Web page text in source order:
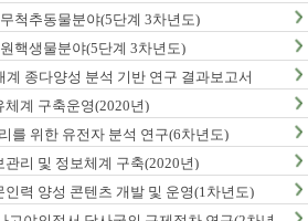
척추동물분야(5단계 3차년도)
핵생물분야(5단계 3차년도)
종다양성 분석 기반 연구 결과보고서
계 구축운영(2020년)
를 위한 유전자 분석 연구(6차년도)
리 및 정보체계 구축(2020년)
력 양성 콘텐츠 개발 및 운영(1차년도)